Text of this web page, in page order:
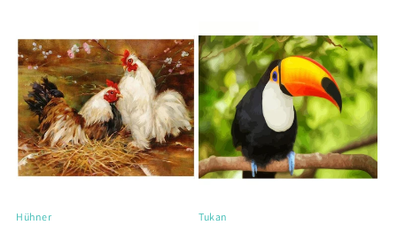
Hühner Tukan